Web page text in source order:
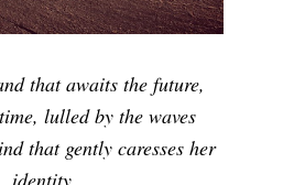
that awaits the future,
lulled by the waves
that gently caresses her
identity.